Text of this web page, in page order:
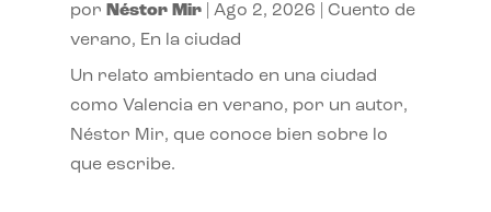
por Néstor Mir| Ago 2, 2026
Cuento de
verano, En la ciudad
Un relato ambientado en una ciudad
como Valencia en verano, por un autor,
Néstor Mir, que conoce bien sobre lo
que escribe.